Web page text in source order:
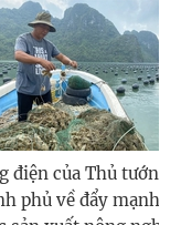
điện của Thủ tướng
phủ về đẩy mạnh